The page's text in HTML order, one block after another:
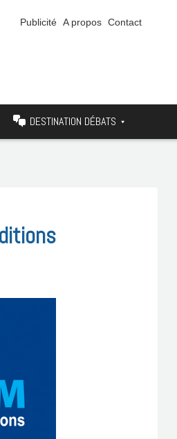
Publicité A propos Contact
DESTINATION DÉBATS